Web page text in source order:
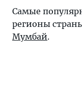
Самые
регионы
Мумбай.